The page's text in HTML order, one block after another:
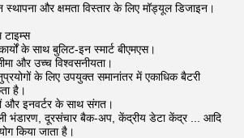
और क्षमता विस्तार के लिए मॉड्यूल डिजाइन।
के साथ बुलिट-इन स्मार्ट बीएमएस।
और उच्च विश्वसनीयता।
के लिए उपयुक्त समानांतर में एकाधिक बैटरी
है।
और इनवर्टर के साथ संगत।
भंडारण, दूरसंचार बैक-अप, केंद्रीय डेटा केंद्र ... आदि
किया जाता है।